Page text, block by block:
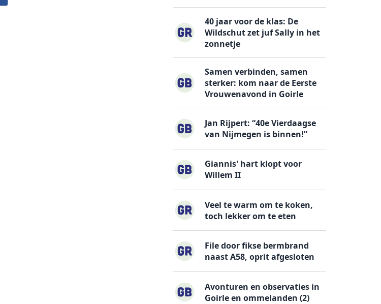
40 jaar voor de klas: De
Wildschut zet juf Sally in het
zonnetje
Samen verbinden, samen
sterker: kom naar de Eerste
Vrouwenavond in Goirle
Jan Rijpert: “40e Vierdaagse
van Nijmegen is binnen!”
Giannis' hart klopt voor
Willem II
Veel te warm om te koken,
toch lekker om te eten
File door fikse bermbrand
naast A58, oprit afgesloten
Avonturen en observaties in
Goirle en ommelanden (2)